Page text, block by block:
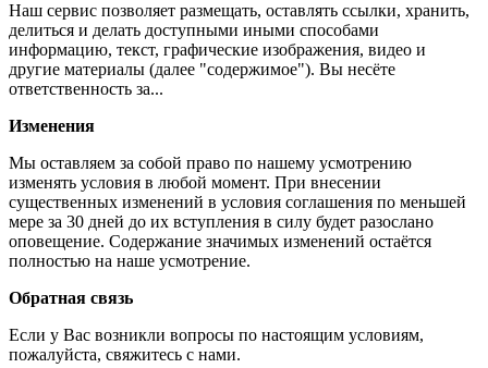
Наш сервис позволяет размещать, оставлять ссылки, хранить,
делиться и делать доступными иными способами
информацию, текст, графические изображения, видео и
другие материалы (далее "содержимое"). Вы несёте
ответственность за...
Изменения
Мы оставляем за собой право по нашему усмотрению
изменять условия в любой момент. При внесении
существенных изменений в условия соглашения по меньшей
мере за 30 дней до их вступления в силу будет разослано
оповещение. Содержание значимых изменений остаётся
полностью на наше усмотрение.
Обратная связь
Если у Вас возникли вопросы по настоящим условиям,
пожалуйста, свяжитесь с нами.